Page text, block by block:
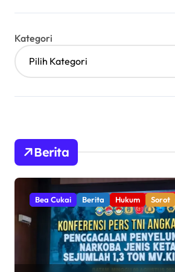
Kategori
Berita
Bea Cukai Berita Hukum Sorot